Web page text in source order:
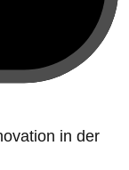
in der